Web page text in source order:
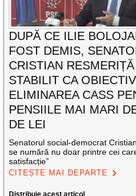
DUPĂ CE ILIE
FOST DEMIS,
CRISTIAN
STABILIT CA
ELIMINAREA CASS
PENSIILE MAI MARI
DE LEI
Senatorul social-democrat
se numără nu doar printre cei
satisfacție”
CITEȘTE MAI DEPARTE
Distribuie acest articol